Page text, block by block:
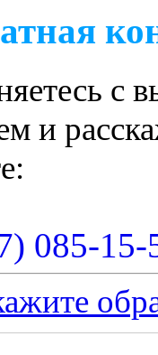
и
085-15-